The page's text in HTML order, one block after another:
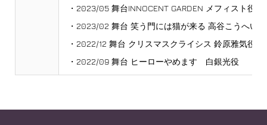
・2023/05 舞台INNOCENT GARDEN メフィスト役
・2023/02 舞台 笑う門には猫が来る 高谷こうへい役
・2022/12 舞台 クリスマスクライシス 鈴原雅気役
・2022/09 舞台 ヒーローやめます 白銀光役